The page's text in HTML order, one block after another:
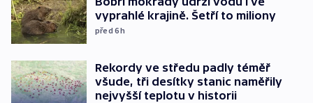
vyprahlé krajině. Šetří to miliony
před 6h
Rekordy ve středu padly téměř
všude, tři desítky stanic naměřily
nejvyšší teplotu v historii